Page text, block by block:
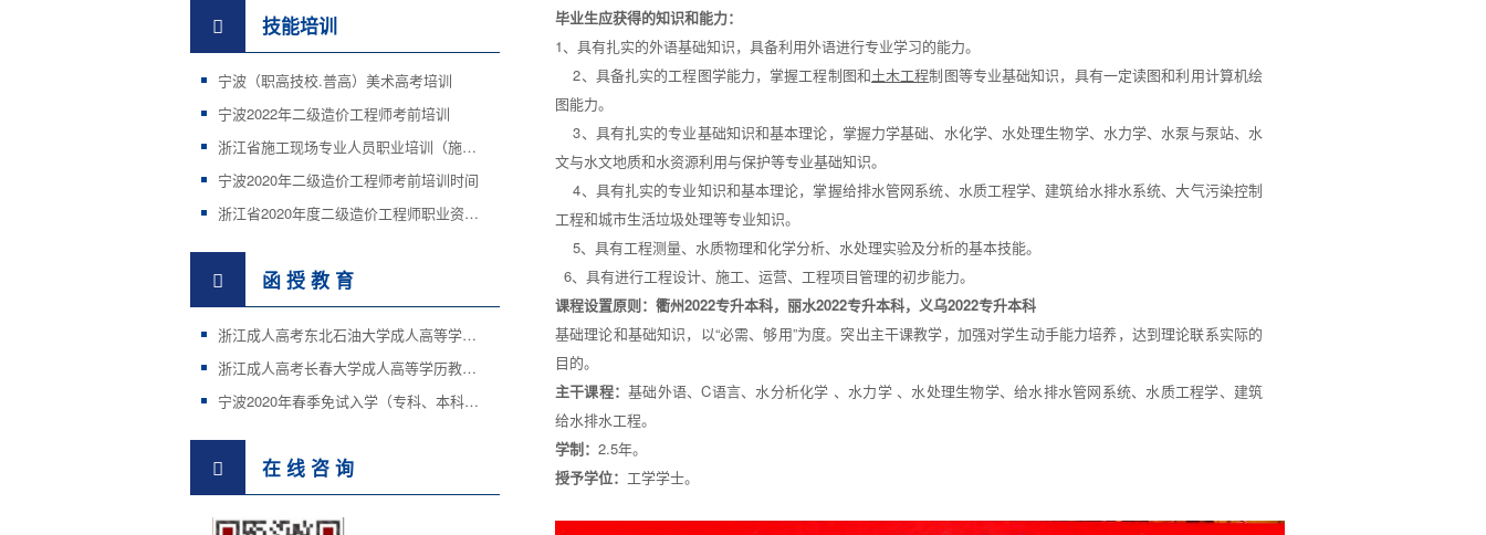
技能培训
宁波（职高技校.普高）美术高考培训
宁波2022年二级造价工程师考前培训
浙江省施工现场专业人员职业培训（施工证等）
宁波2020年二级造价工程师考前培训时间
浙江省2020年度二级造价工程师职业资格考试工作的通知
函 授 教 育
浙江成人高考东北石油大学成人高等学历教育招生简章
浙江成人高考长春大学成人高等学历教育招生简章
宁波2020年春季免试入学（专科、本科）招生国家开放大学
在 线 咨 询
毕业生应获得的知识和能力：
1、具有扎实的外语基础知识，具备利用外语进行专业学习的能力。
2、具备扎实的工程图学能力，掌握工程制图和土木工程制图等专业基础知识，具有一定读图和利用计算机绘
图能力。
3、具有扎实的专业基础知识和基本理论，掌握力学基础、水化学、水处理生物学、水力学、水泵与泵站、水
文与水文地质和水资源利用与保护等专业基础知识。
4、具有扎实的专业知识和基本理论，掌握给排水管网系统、水质工程学、建筑给水排水系统、大气污染控制
工程和城市生活垃圾处理等专业知识。
5、具有工程测量、水质物理和化学分析、水处理实验及分析的基本技能。
6、具有进行工程设计、施工、运营、工程项目管理的初步能力。
课程设置原则： 衢州2022专升本科， 丽水2022专升本科， 义乌2022专升本科
基础理论和基础知识，以“必需、够用”为度。突出主干课教学，加强对学生动手能力培养，达到理论联系实际的
目的。
主干课程：基础外语、C语言、水分析化学 、水力学 、水处理生物学、给水排水管网系统、水质工程学、建筑
给水排水工程。
学制： 2.5年。
授予学位： 工学学士。